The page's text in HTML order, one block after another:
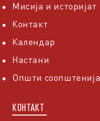
Мисија и историјат
Контакт
Календар
Настани
Општи соопштенија
КОНТАКТ